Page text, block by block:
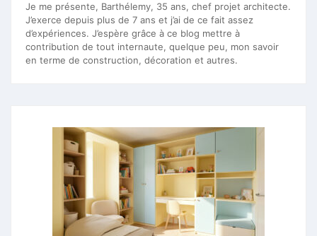
Je me présente, Barthélemy, 35 ans, chef projet architecte.
J’exerce depuis plus de 7 ans et j’ai de ce fait assez
d’expériences. J’espère grâce à ce blog mettre à
contribution de tout internaute, quelque peu, mon savoir
en terme de construction, décoration et autres.